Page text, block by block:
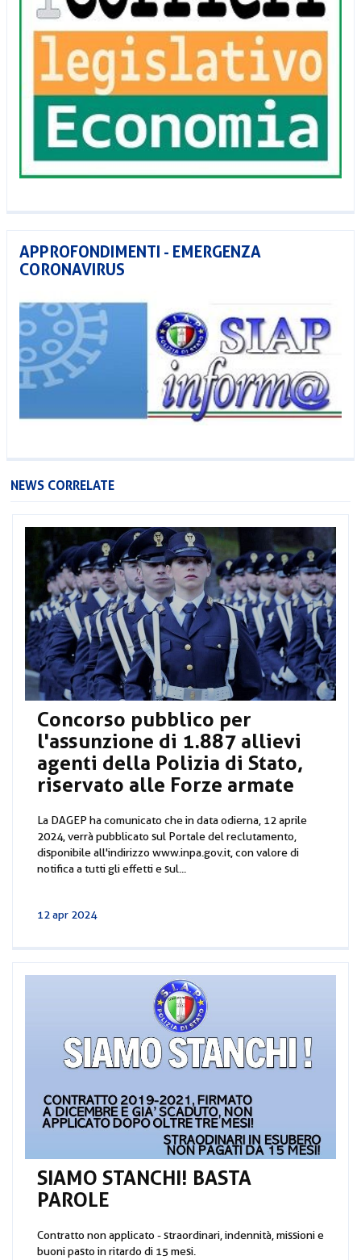
APPROFONDIMENTI - EMERGENZA
CORONAVIRUS
NEWS CORRELATE
Concorso pubblico per
l'assunzione di 1.887 allievi
agenti della Polizia di Stato,
riservato alle Forze armate
La DAGEP ha comunicato che in data odierna, 12 aprile
2024, verrà pubblicato sul Portale del reclutamento,
disponibile all'indirizzo www.inpa.gov.it, con valore di
notifica a tutti gli effetti e sul...
12 apr 2024
SIAMO STANCHI! BASTA
PAROLE
Contratto non applicato - straordinari, indennità, missioni e
buoni pasto in ritardo di 15 mesi.